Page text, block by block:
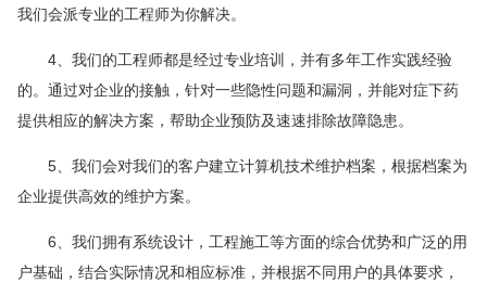
我们会派专业的工程师为你解决。
4、我们的工程师都是经过专业培训，并有多年工作实践经验
的。通过对企业的接触，针对一些隐性问题和漏洞，并能对症下药
提供相应的解决方案，帮助企业预防及速速排除故障隐患。
5、我们会对我们的客户建立计算机技术维护档案，根据档案为
企业提供高效的维护方案。
6、我们拥有系统设计，工程施工等方面的综合优势和广泛的用
户基础，结合实际情况和相应标准，并根据不同用户的具体要求，